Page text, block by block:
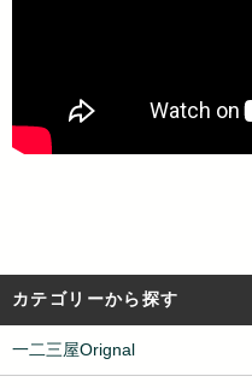
カテゴリーから探す
一二三屋Orignal